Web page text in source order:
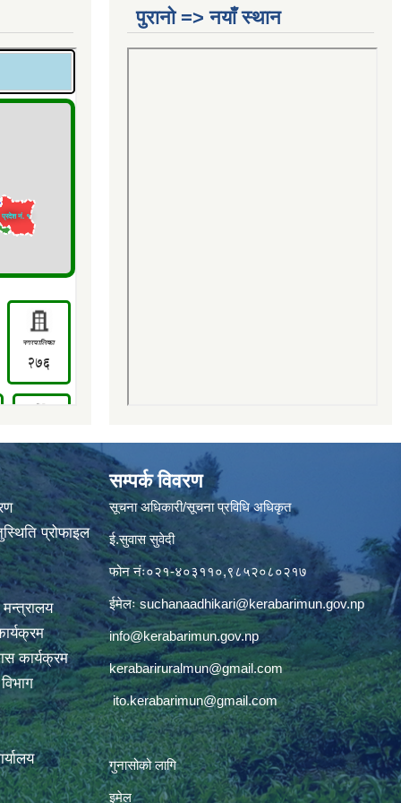
पुरानो => नयाँ स्थान
प्रोफाइल
मन्त्रालय
कार्यक्रम
सम्पर्क विवरण
सूचना अधिकारी/सूचना प्रविधि अधिकृत
ई.सुवास सुवेदी
फोन नंः०२१-४०३११०,९८५२०८०२१७
ईमेलःsuchanaadhikari@kerabarimun.gov.np
info@kerabarimun.gov.np
kerabariruralmun@gmail.com
ito.kerabarimun@gmail.com
गुनासोको लागि
इमेल